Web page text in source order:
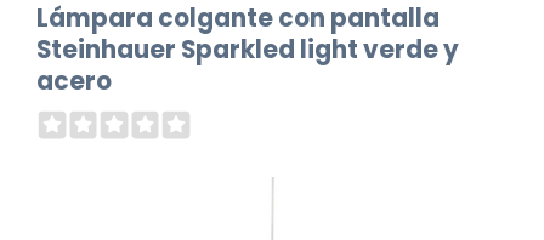
Lámpara colgante con pantalla
Steinhauer Sparkled light verde y
acero